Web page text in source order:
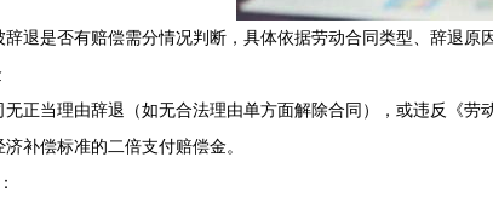
辞退是否有赔偿需分情况判断‌，具体依据劳动合同类型、辞退原
无正当理由辞退（如无合法理由单方面解除合同），或违反《
补偿标准的‌二倍‌支付赔偿金。